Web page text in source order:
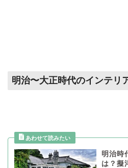
明治〜大正時代のインテリ
明治時
は？擬